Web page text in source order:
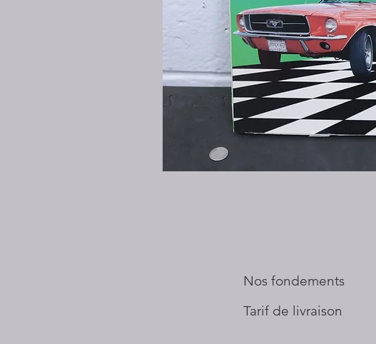
Nos fondements
Tarif de livraison